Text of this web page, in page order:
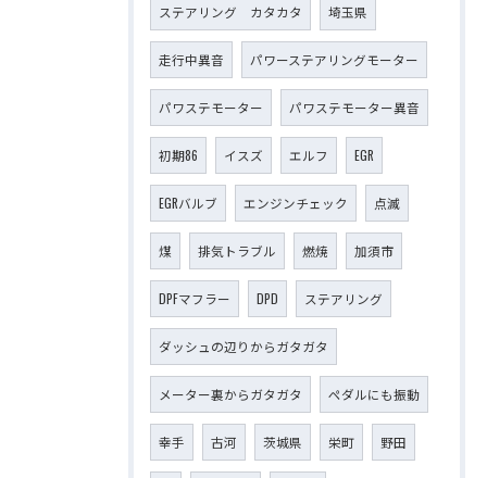
ステアリング カタカタ 埼玉県
走行中異音 パワーステアリングモーター
パワステモーター パワステモーター異音
初期86 イスズ エルフ EGR
EGRバルブ エンジンチェック 点滅
煤 排気トラブル 燃焼 加須市
DPFマフラー DPD ステアリング
ダッシュの辺りからガタガタ
メーター裏からガタガタ ペダルにも振動
幸手 古河 茨城県 栄町 野田